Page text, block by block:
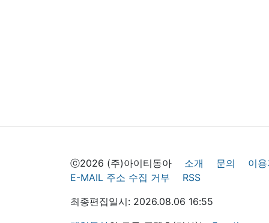
ⓒ2026 (주)아이티동아 소개 문의
이
E-MAIL 주소 수집 거부
RSS
최종편집일시: 2026.08.06 16:55